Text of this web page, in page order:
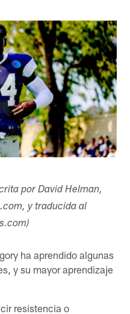
por David Helman,
y traducida al
ha aprendido algunas
y su mayor aprendizaje
resistencia o